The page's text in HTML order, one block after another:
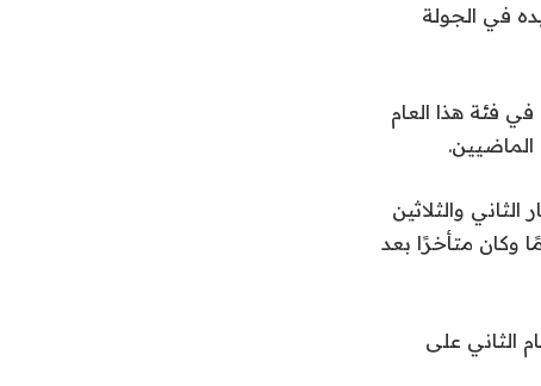
يتم تجنيده في الجولة
تقييمًا في فئة هذا العام
والثلاثين
متعدد الاستخدامات ريتشي سوندرز، الذي يبلغ من العمر 25 عامًا وكان متأخرًا بعد
الثاني على